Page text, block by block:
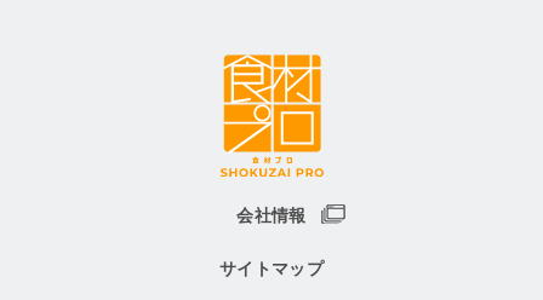
会社情報
サイトマップ